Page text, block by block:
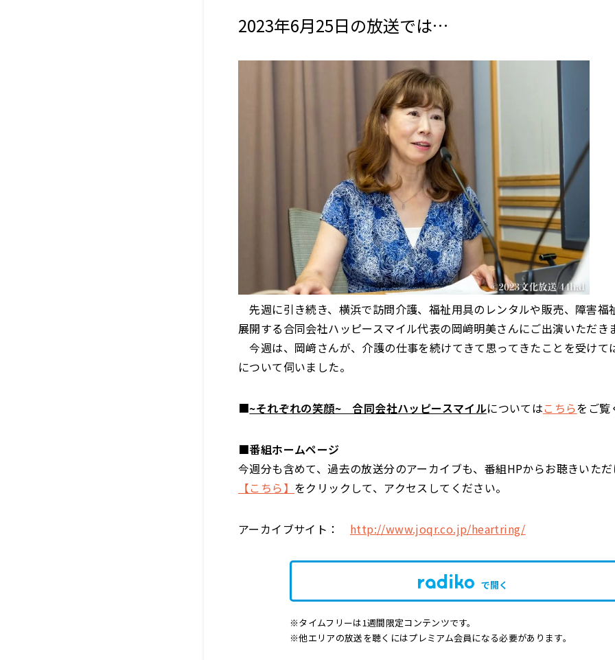
2023年6月25日の放送では…
先週に引き続き、横浜で訪問介護、福祉用具のレンタルや販売、障害福
展開する合同会社ハッピースマイル代表の岡﨑明美さんにご出演いただき
今週は、岡﨑さんが、介護の仕事を続けてきて思ってきたことを受けて
について伺いました。
■~それぞれの笑顔~ 合同会社ハッピースマイルについてはこちらをご覧
■番組ホームページ
今週分も含めて、過去の放送分のアーカイブも、番組HPからお聴きいただ
【こちら】 をクリックして、アクセスしてください。
アーカイブサイト： http://www.joqr.co.jp/heartring/
で開く
※タイムフリーは1週間限定コンテンツです。
※他エリアの放送を聴くにはプレミアム会員になる必要があります。